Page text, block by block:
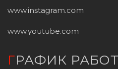
www.instagram.com
www.youtube.com
ГРАФИК